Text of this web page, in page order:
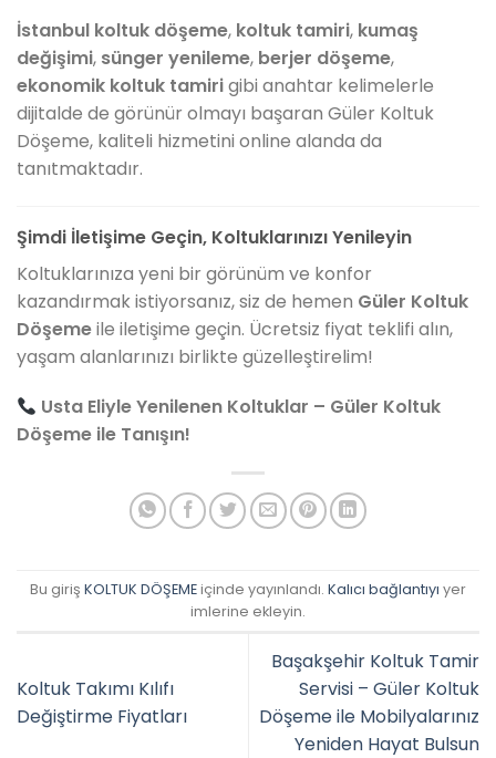
İstanbul koltuk döşeme, koltuk tamiri, kumaş
değişimi, sünger yenileme, berjer döşeme,
ekonomik koltuk tamirigibi anahtar kelimelerle
dijitalde de görünür olmayı başaran Güler Koltuk
Döşeme, kaliteli hizmetini online alanda da
tanıtmaktadır.
Şimdi İletişime Geçin, Koltuklarınızı Yenileyin
Koltuklarınıza yeni bir görünüm ve konfor
kazandırmak istiyorsanız, siz de hemen Güler Koltuk
Döşemeile iletişime geçin. Ücretsiz fiyat teklifi alın,
yaşam alanlarınızı birlikte güzelleştirelim!
Usta Eliyle Yenilenen Koltuklar – Güler Koltuk
Döşeme ile Tanışın!
Bu giriş KOLTUK DÖŞEMEiçinde yayınlandı. Kalıcı bağlantıyı yer
imlerine ekleyin.
Koltuk Takımı Kılıfı
Değiştirme Fiyatları
Başakşehir Koltuk Tamir
Servisi – Güler Koltuk
Döşeme ile Mobilyalarınız
Yeniden Hayat Bulsun